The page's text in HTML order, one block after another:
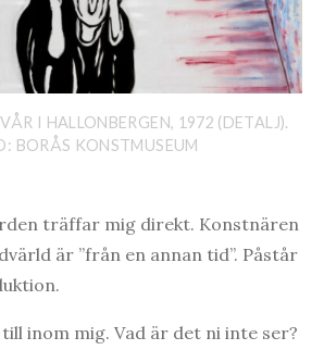
I HALLONBERGEN, 1972 (DETALJ).
BORÅS KONSTMUSEUM
träffar mig direkt. Konstnären
är ”från en annan tid”. Påstår
inom mig. Vad är det ni inte ser?